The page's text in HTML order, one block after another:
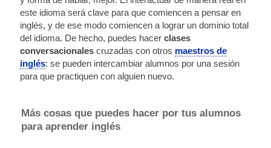
este idioma será clave para que comiencen a pensar en
inglés, y de ese modo comiencen a lograr un dominio total
del idioma. De hecho, puedes hacer clases
conversacionales cruzadas con otros maestros de
inglés: se pueden intercambiar alumnos por una sesión
para que practiquen con alguien nuevo.
Más cosas que puedes hacer por tus alumnos
para aprender inglés